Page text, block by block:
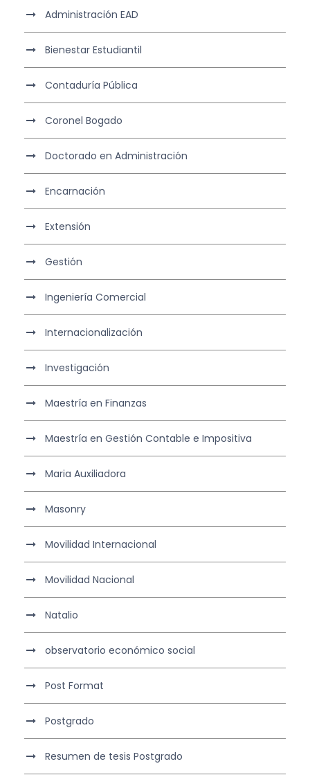
Administración EAD
Bienestar Estudiantil
Contaduría Pública
Coronel Bogado
Doctorado en Administración
Encarnación
Extensión
Gestión
Ingeniería Comercial
Internacionalización
Investigación
Maestría en Finanzas
Maestría en Gestión Contable e Impositiva
Maria Auxiliadora
Masonry
Movilidad Internacional
Movilidad Nacional
Natalio
observatorio económico social
Post Format
Postgrado
Resumen de tesis Postgrado